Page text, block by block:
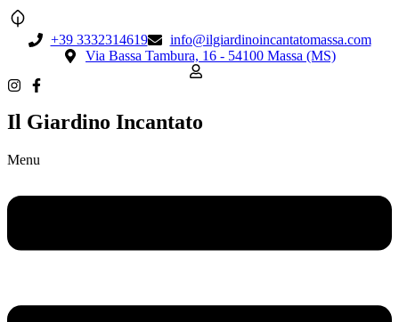
+39 3332314619
info@ilgiardinoincantatomassa.com
Via Bassa Tambura, 16 - 54100 Massa (MS)
Il Giardino Incantato
Menu